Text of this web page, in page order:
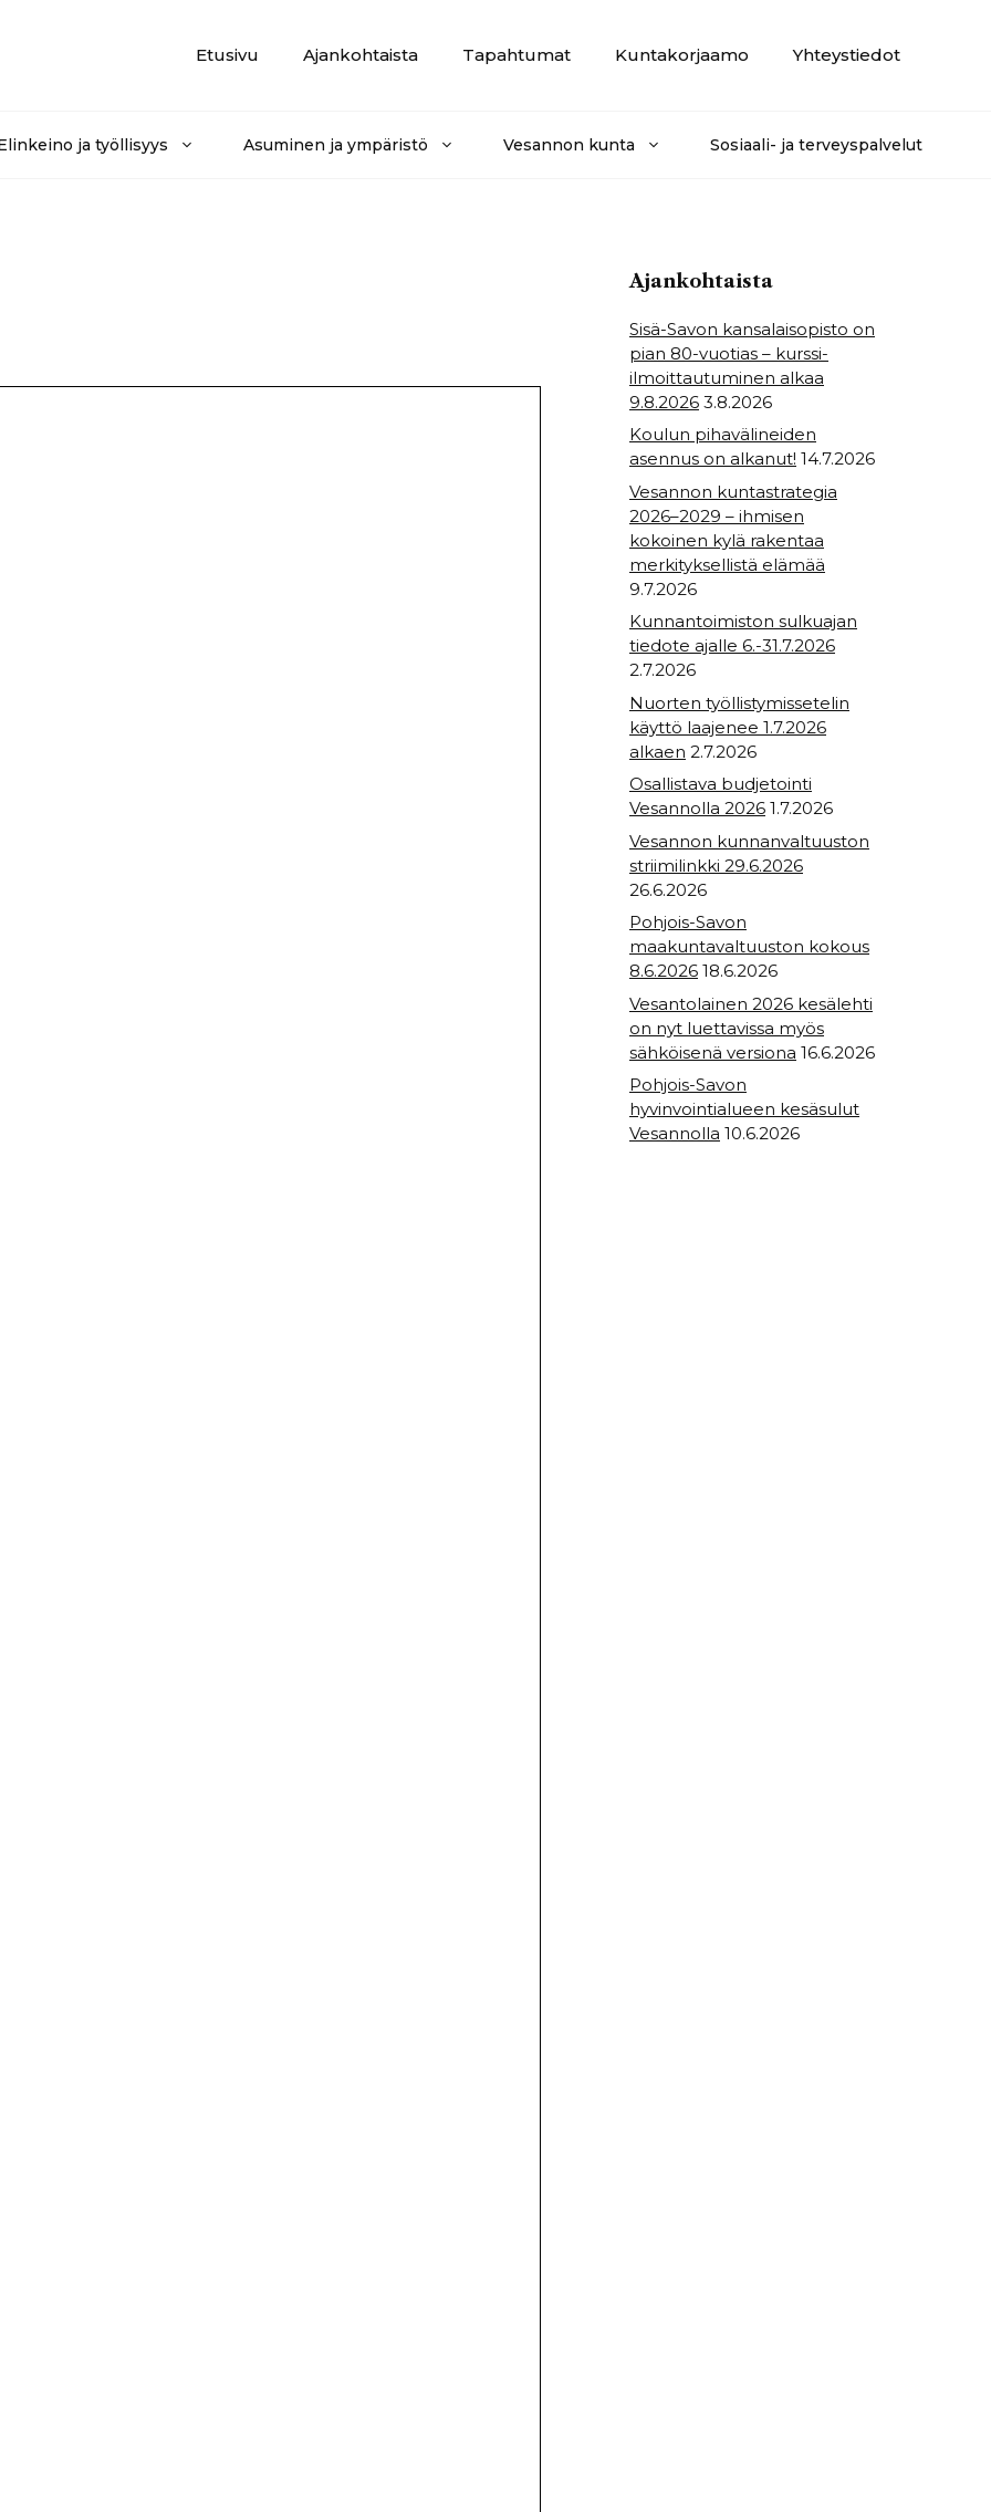
Etusivu
Ajankohtaista Tapahtumat Kuntakorjaamo Yhteystiedot
ja työllisyys Asuminen ja ympäristö Vesannon kunta Sosiaali- ja terveyspalvelut
Ajankohtaista
Sisä-Savon kansalaisopisto on
pian 80-vuotias – kurssi-
ilmoittautuminen alkaa
9.8.2026 3.8.2026
Koulun pihavälineiden
asennus on alkanut! 14.7.2026
Vesannon kuntastrategia
2026–2029 – ihmisen
kokoinen kylä rakentaa
merkityksellistä elämää
9.7.2026
Kunnantoimiston sulkuajan
tiedote ajalle 6.-31.7.2026
2.7.2026
Nuorten työllistymissetelin
käyttö laajenee 1.7.2026
alkaen 2.7.2026
Osallistava budjetointi
Vesannolla 2026 1.7.2026
Vesannon kunnanvaltuuston
striimilinkki 29.6.2026
26.6.2026
Pohjois-Savon
maakuntavaltuuston kokous
8.6.2026 18.6.2026
Vesantolainen 2026 kesälehti
on nyt luettavissa myös
sähköisenä versiona 16.6.2026
Pohjois-Savon
hyvinvointialueen kesäsulut
Vesannolla 10.6.2026